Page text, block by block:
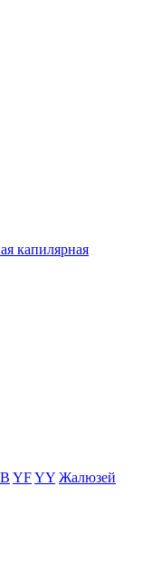
капилярная
YFYY Жалюзей